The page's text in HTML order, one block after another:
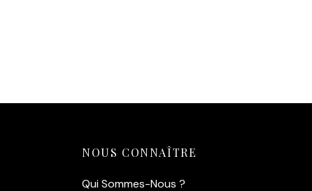
NOUS CONNAÎTRE
Qui Sommes-Nous ?